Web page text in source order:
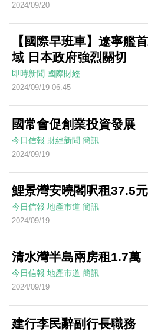
2024/09/20
【國際早班車】遼寧艦
域 日本政府強烈關切
即時新聞 國際財經
2024/09/19 06:45
國常會促創業投資發展
今日信報 財經新聞 簡訊
2024/09/19
鯉景灣安曉閣呎租37.5元
今日信報 地產市道 簡訊
2024/09/19
清水灣半島兩房租1.7萬
今日信報 地產市道 簡訊
2024/09/19
建行李民辭副行長職務